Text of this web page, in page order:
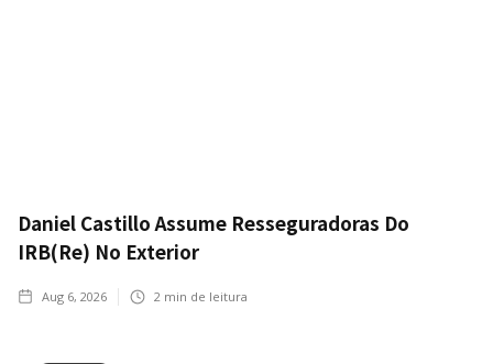
Daniel Castillo Assume Resseguradoras Do
IRB(Re) No Exterior
Aug 6, 2026 2 min de leitura